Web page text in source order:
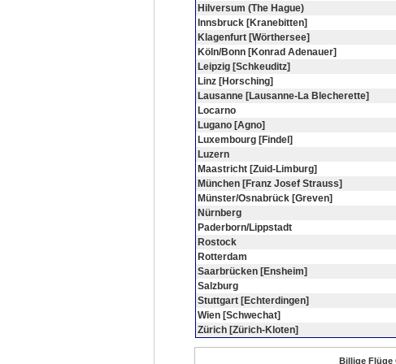
Hilversum (The Hague)
Innsbruck [Kranebitten]
Klagenfurt [Wörthersee]
Köln/Bonn [Konrad Adenauer]
Leipzig [Schkeuditz]
Linz [Horsching]
Lausanne [Lausanne-La Blecherette]
Locarno
Lugano [Agno]
Luxembourg [Findel]
Luzern
Maastricht [Zuid-Limburg]
München [Franz Josef Strauss]
Münster/Osnabrück [Greven]
Nürnberg
Paderborn/Lippstadt
Rostock
Rotterdam
Saarbrücken [Ensheim]
Salzburg
Stuttgart [Echterdingen]
Wien [Schwechat]
Zürich [Zürich-Kloten]
Billige Flüge